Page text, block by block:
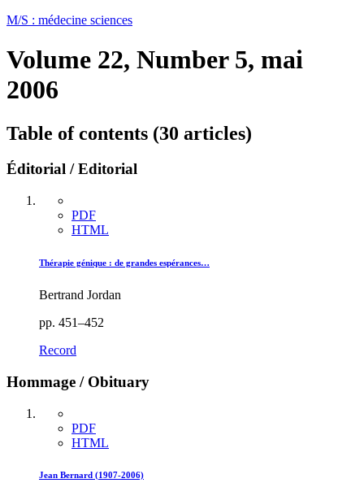
M/S : médecine sciences
Volume 22, Number 5, mai
2006
Table of contents (30 articles)
Éditorial / Editorial
PDF
HTML
Thérapie génique : de grandes espérances…
Bertrand Jordan
pp. 451–452
Record
Hommage / Obituary
PDF
HTML
Jean Bernard (1907-2006)